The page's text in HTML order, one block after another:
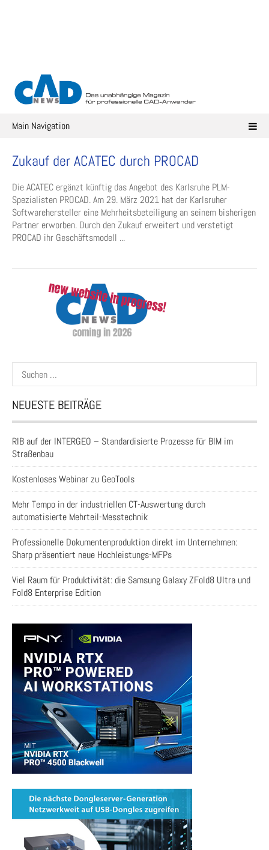
Main Navigation
Zukauf der ACATEC durch PROCAD
Die ACATEC ergänzt künftig das Angebot des Karlsruhe PLM-
Spezialisten PROCAD. Am 29. März 2021 hat der Karlsruher
Softwarehersteller eine Mehrheitsbeteiligung an seinem bisherigen
Partner erworben. Durch den Zukauf erweitert und verstetigt
PROCAD ihr Geschäftsmodell ...
Suchen
nach:
NEUESTE BEITRÄGE
RIB auf der INTERGEO – Standardisierte Prozesse für BIM im
Straßenbau
Kostenloses Webinar zu GeoTools
Mehr Tempo in der industriellen CT-Auswertung durch
automatisierte Mehrteil-Messtechnik
Professionelle Dokumentenproduktion direkt im Unternehmen:
Sharp präsentiert neue Hochleistungs-MFPs
Viel Raum für Produktivität: die Samsung Galaxy ZFold8 Ultra und
Fold8 Enterprise Edition